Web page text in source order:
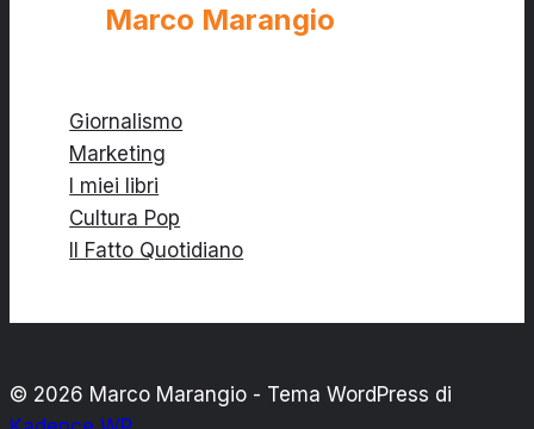
Marco Marangio
Giornalismo
Marketing
I miei libri
Cultura Pop
Il Fatto Quotidiano
© 2026 Marco Marangio - Tema WordPress di